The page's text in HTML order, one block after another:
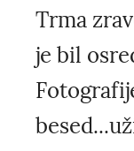
Trma
je bil